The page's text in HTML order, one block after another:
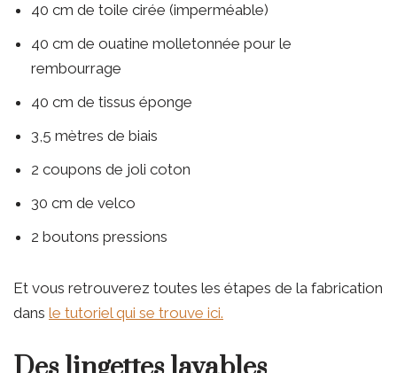
40 cm de toile cirée (imperméable)
40 cm de ouatine molletonnée pour le
rembourrage
40 cm de tissus éponge
3,5 mètres de biais
2 coupons de joli coton
30 cm de velco
2 boutons pressions
Et vous retrouverez toutes les étapes de la fabrication
dans le tutoriel qui se trouve ici.